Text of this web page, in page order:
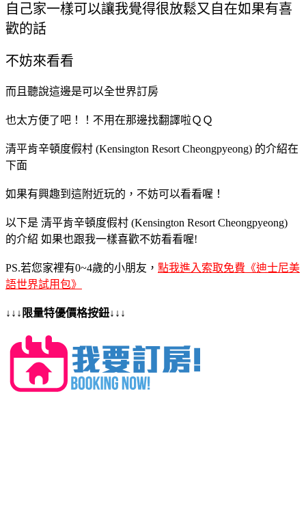
自己家一樣可以讓我覺得很放鬆又自在如果有喜
歡的話
不妨來看看
而且聽說這邊是可以全世界訂房
也太方便了吧！！不用在那邊找翻譯啦ＱＱ
清平肯辛頓度假村 (Kensington Resort Cheongpyeong) 的介紹在
下面
如果有興趣到這附近玩的，不妨可以看看喔！
以下是 清平肯辛頓度假村 (Kensington Resort Cheongpyeong)
的介紹 如果也跟我一樣喜歡不妨看看喔!
PS.若您家裡有0~4歲的小朋友， 點我進入索取免費《迪士尼美
語世界試用包》
↓↓↓限量特優價格按鈕↓↓↓